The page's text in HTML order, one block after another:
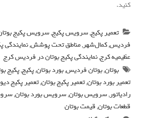
کنید.
تعمیر پکیج,سرویس پکیج,سرویس پکیج
فردیس,کمال‌شهر,مناطق تحت پوشش,نمایندگی
عظیمیه کرج,نمایندگی پکیج بوتان در فردیس کرج
بوتان,بوتان فردیس,بورد بوتان,پکیج,پکیج
تعمیر بورد بوتان,تعمیر پکیج بوتان,تعمیر پکیج
رادیاتور,سرویس بوتان,سرویس بورد بوتان,
قطعات بوتان,قیمت بوتان